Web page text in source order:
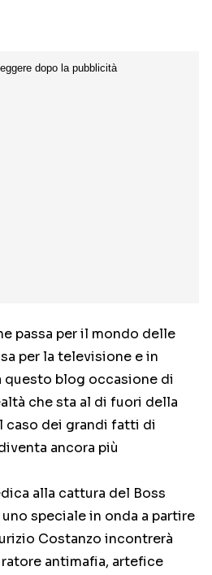
passa per il mondo delle
per la televisione e in
questo blog occasione di
che sta al di fuori della
caso dei grandi fatti di
ancora più
alla cattura del Boss
uno speciale in onda a partire
Costanzo incontrerà
antimafia, artefice